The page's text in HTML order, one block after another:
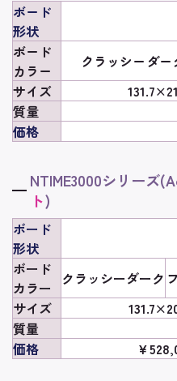
ボード
形状
ボード
カラー
クラッシーダー
サイズ
質量
価格
NTIME3000シリーズ
ト)
ボード
形状
ボード
カラー
クラッシーダーク
サイズ
質量
価格
￥